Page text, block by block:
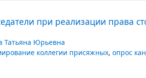
при реализации права
Татьяна Юрьевна
коллегии присяжных, опрос